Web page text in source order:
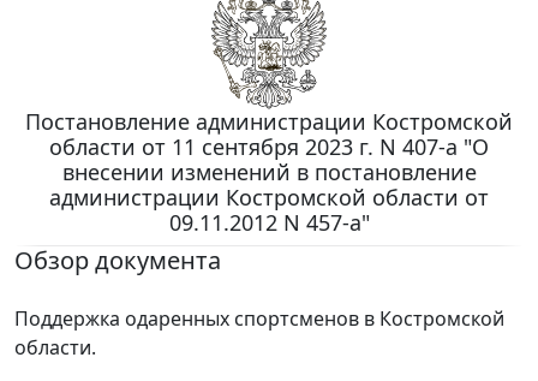
Постановление администрации Костромской
области от 11 сентября 2023 г. N 407-а "О
внесении изменений в постановление
администрации Костромской области от
09.11.2012 N 457-а"
Обзор документа
Поддержка одаренных спортсменов в Костромской
области.